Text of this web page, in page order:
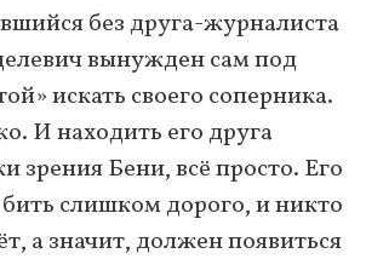
без друга-журналиста
вынужден сам под
искать своего соперника.
И находить его друга
зрения Бени, всё просто. Его
слишком дорого, и никто
а значит, должен появиться